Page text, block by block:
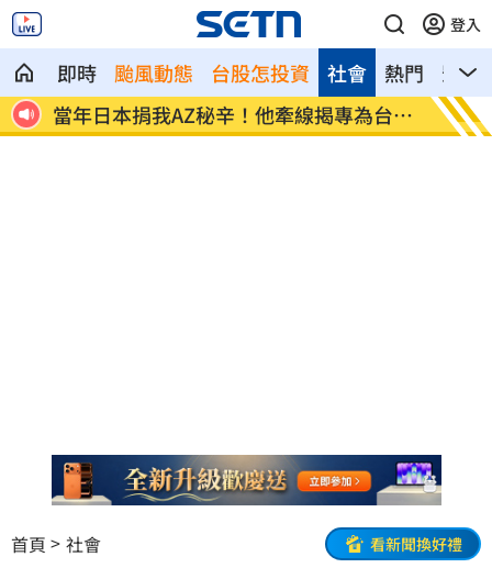
登入
即時 颱風動態 台股怎投資 熱門 影音
社會
台
當年日本捐我AZ秘辛！他牽線揭專為台生
產
白海
首頁 社會 看新聞換好禮